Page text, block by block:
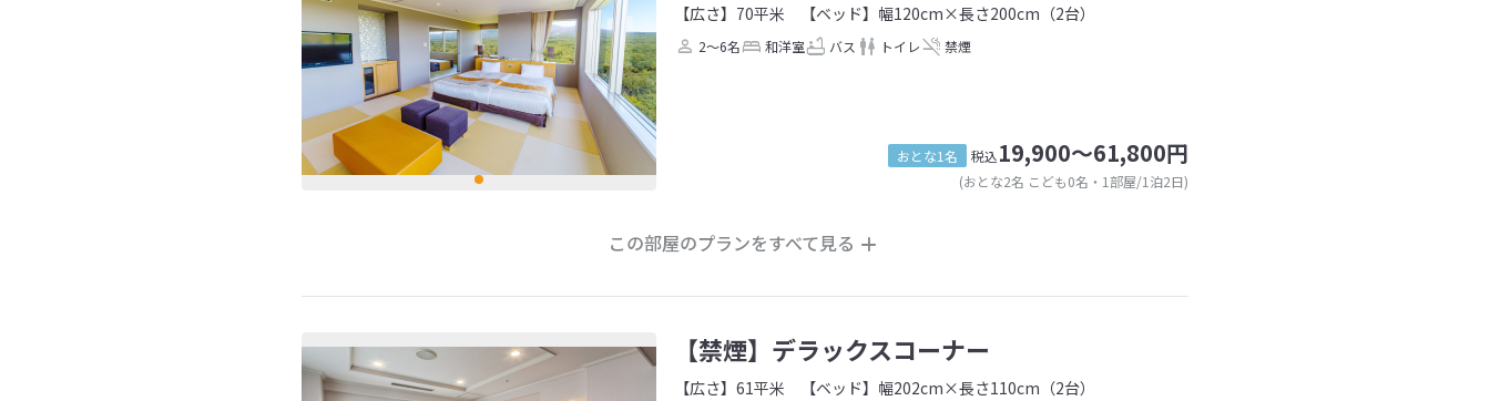
【広さ】70平米 【ベッド】幅120cm×長さ200cm（2台）
2～6名 和洋室 バス トイレ 禁煙
おとな1名 税込19,900～61,800円
(おとな2名 こども0名・1部屋/1泊2日)
この部屋のプランをすべて見る
【禁煙】デラックスコーナー
【広さ】61平米
【ベッド】幅202cm×長さ110cm（2台）